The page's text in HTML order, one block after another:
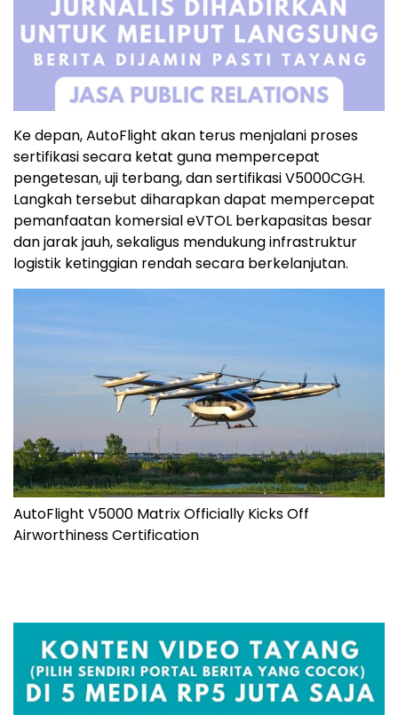
Ke depan, AutoFlight akan terus menjalani proses
sertifikasi secara ketat guna mempercepat
pengetesan, uji terbang, dan sertifikasi V5000CGH.
Langkah tersebut diharapkan dapat mempercepat
pemanfaatan komersial eVTOL berkapasitas besar
dan jarak jauh, sekaligus mendukung infrastruktur
logistik ketinggian rendah secara berkelanjutan.
AutoFlight V5000 Matrix Officially Kicks Off
Airworthiness Certification